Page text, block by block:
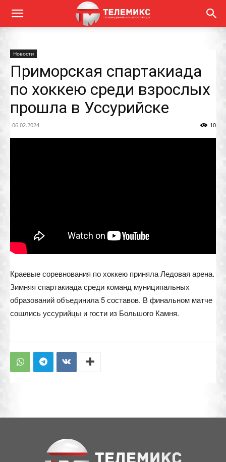
Новости
Приморская спартакиада
по хоккею среди взрослых
прошла в Уссурийске
06.02.2024 10
Краевые соревнования по хоккею приняла Ледовая арена.
Зимняя спартакиада среди команд муниципальных
образований объединила 5 составов. В финальном матче
сошлись уссурийцы и гости из Большого Камня.